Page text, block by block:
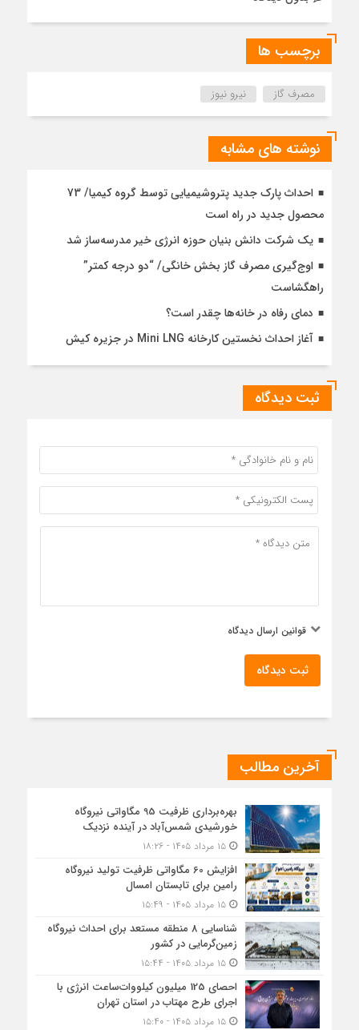
برچسب ها
مصرف گاز نیرو نیوز
نوشته های مشابه
احداث پارک جدید پتروشیمیایی توسط گروه کیمیا/ 73
محصول جدید در راه است
یک شرکت دانش بنیان حوزه انرژی خیر مدرسه‌ساز شد
اوج‌گیری مصرف گاز بخش خانگی/ “دو درجه کمتر”
راهگشاست
دمای رفاه در خانه‌ها چقدر است؟
آغاز احداث نخستین کارخانه Mini LNG در جزیره کیش
ثبت دیدگاه
قوانین ارسال دیدگاه
ثبت دیدگاه
آخرین مطالب
بهره‌برداری ظرفیت 95 مگاواتی نیروگاه
خورشیدی شمس‌آباد در آینده نزدیک
۱۵ مرداد ۱۴۰۵ - ۱۸:۲۶
افزایش 60 مگاواتی ظرفیت تولید نیروگاه
رامین برای تابستان امسال
۱۵ مرداد ۱۴۰۵ - ۱۵:۴۹
شناسایی 8 منطقه مستعد برای احداث نیروگاه
زمین‌گرمایی در کشور
۱۵ مرداد ۱۴۰۵ - ۱۵:۴۴
احصای 125 میلیون کیلووات‌ساعت انرژی با
اجرای طرح مهتاب در استان تهران
۱۵ مرداد ۱۴۰۵ - ۱۵:۴۰